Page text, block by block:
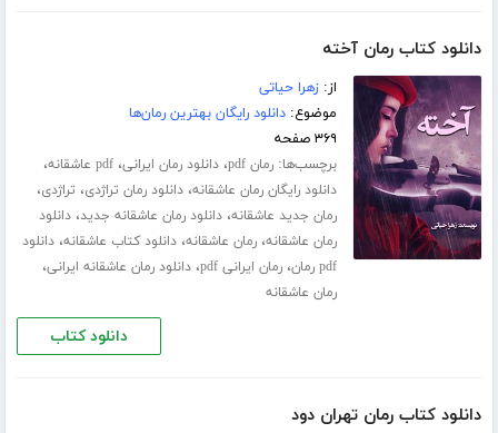
دانلود کتاب رمان آخته
از:زهرا حیاتی
موضوع:دانلود رایگان بهترین رمان‌ها
۳۶۹ صفحه
برچسب‌ها:رمان pdf ،دانلود رمان ایرانی،pdf عاشقانه ،
دانلود رایگان رمان عاشقانه،دانلود رمان تراژدی، تراژدی،
رمان جدید عاشقانه،دانلود رمان عاشقانه جدید،دانلود
رمان عاشقانه،رمان عاشقانه،دانلود کتاب عاشقانه،دانلود
pdf رمان
،رمان ایرانی pdf ،دانلود رمان عاشقانه ایرانی،
رمان عاشقانه
دانلود کتاب
دانلود کتاب رمان تهران دود